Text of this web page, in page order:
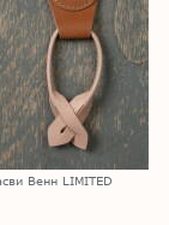
Венн LIMITED